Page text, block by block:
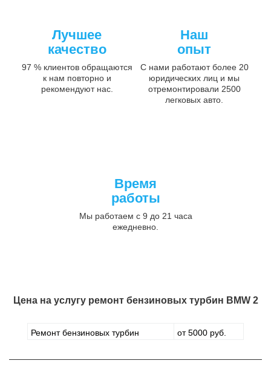
Лучшее
качество
97 % клиентов обращаются
к нам повторно и
рекомендуют нас.
Наш
опыт
С нами работают более 20
юридических лиц и мы
отремонтировали 2500
легковых авто.
Время
работы
Мы работаем с 9 до 21 часа
ежедневно.
Цена на услугу ремонт бензиновых турбин BMW 2
Ремонт бензиновых турбин от 5000 руб.